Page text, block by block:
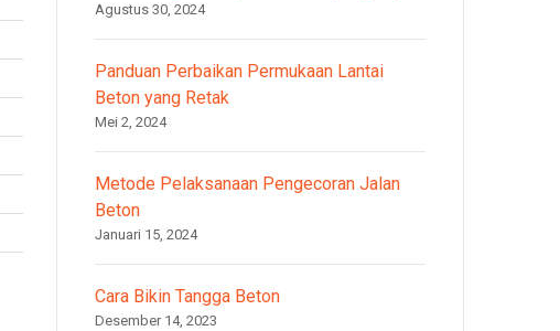
Agustus 30, 2024
Panduan Perbaikan Permukaan Lantai
Beton yang Retak
Mei 2, 2024
Metode Pelaksanaan Pengecoran Jalan
Beton
Januari 15, 2024
Cara Bikin Tangga Beton
Desember 14, 2023